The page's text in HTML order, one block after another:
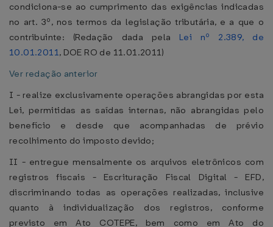
condiciona-se ao cumprimento das exigências indicadas
no art. 3º, nos termos da legislação tributária, e a que o
contribuinte: (Redação dada pela Lei nº 2.389, de
10.01.2011, DOE RO de 11.01.2011)
Ver redação anterior
I - realize exclusivamente operações abrangidas por esta
Lei, permitidas as saídas internas, não abrangidas pelo
benefício e desde que acompanhadas de prévio
recolhimento do imposto devido;
II - entregue mensalmente os arquivos eletrônicos com
registros fiscais - Escrituração Fiscal Digital - EFD,
discriminando todas as operações realizadas, inclusive
quanto à individualização dos registros, conforme
previsto em Ato COTEPE, bem como em Ato do